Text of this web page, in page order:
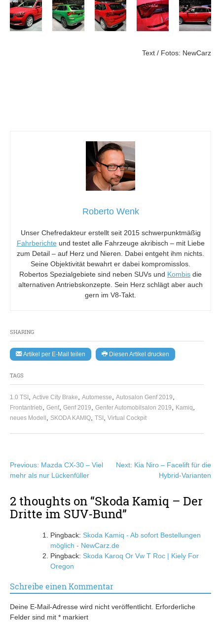
SHARING
Artikel per E-Mail teilen Diesen Artikel drucken
TAGS
1.0 TSI Active City Brake Automesse Autosalon Genf 2019
Frontantrieb Genf, Genf 2019 Genfer Automobilsalon 2019 Kamiq
neues Modell SKODA KAMIQ TSI Virtual Cockpit
Text / Fotos: NewCarz
Roberto Wenk
Unser Chefredakteur erstellt seit 2015 schwerpunktmäßig
Fahrberichte und testet alle Fahrzeuge akribisch – mit Liebe
zum Detail – auf Herz und Nieren. Dabei entgeht ihm nichts.
Seine Objektivität bewahrt er dabei kompromisslos.
Robertos Spezialgebiete sind neben SUVs und Kombis die
alternativen Antriebskonzepte. Sein Herz schlägt aber auch
gern im V8-Takt.
Beitragsnavigation
Previous: Mazda CX-30 – Viel
mehr als nur Lückenfüller
Next: Kia Niro – Facelift für die
Hybrid-Varianten
2 thoughts on “Skoda Kamiq – Der
Dritte im SUV-Bund”
Pingback: Skoda Kamiq - Ab sofort Bestellungen
möglich - NewCarz.de
Pingback: Skoda Karoq Or Vw T Roc | Kiely For
Oregon
Schreibe einen Kommentar
Deine E-Mail-Adresse wird nicht veröffentlicht. Erforderliche
Felder sind mit * markiert